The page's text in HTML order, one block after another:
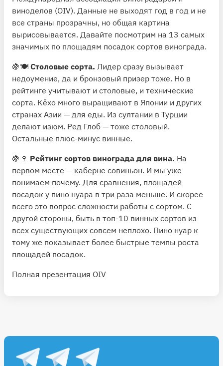
виноделов (OIV). Данные не выходят год в год и не
все страны прозрачны, но общая картина
вырисовывается. Давайте посмотрим на 13 самых
значимых по площадям посадок сортов винограда.
🍇🍽 Столовые сорта. Лидер сразу вызывает
недоумение, да и бронзовый призер тоже. Но в
рейтинге учитывают и столовые, и технические
сорта. Кёхо много выращивают в Японии и других
странах Азии — для еды. Из султании в Турции
делают изюм. Ред Глоб — тоже столовый.
Остальные плюс-минус винные.
🍇🍷 Рейтинг сортов винограда для вина. На
первом месте — каберне совиньон. И мы уже
понимаем почему. Для сравнения, площадей
посадок у пино нуара в три раза меньше. И скорее
всего это вопрос сложности работы с сортом. С
другой стороны, быть в топ-10 винных сортов из
всех существующих совсем неплохо. Пино нуар к
тому же показывает более быстрые темпы роста
площадей посадок.
Полная презентация OIV